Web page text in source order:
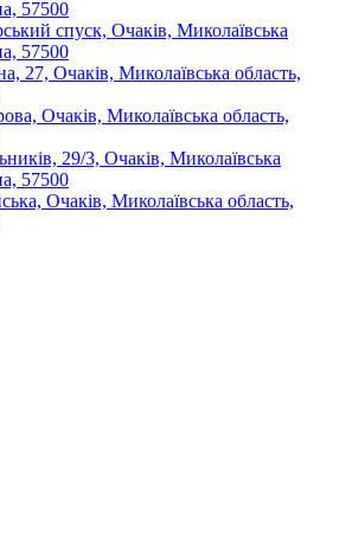
57500
спуск, Очаків, Миколаївська
57500
27, Очаків, Миколаївська область,
Очаків, Миколаївська область,
29/3, Очаків, Миколаївська
57500
Очаків, Миколаївська область,